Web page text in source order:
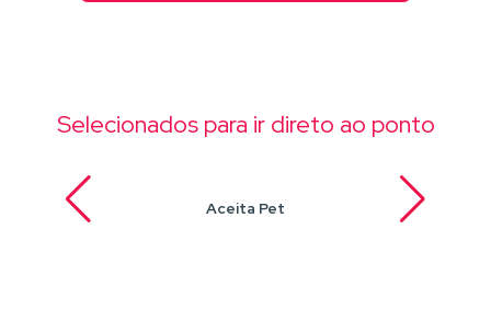
Selecionados para ir direto ao ponto
Aceita Pet